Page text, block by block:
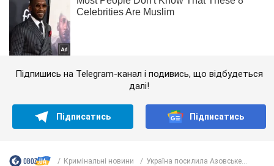
Підпишись на Telegram-канал і подивись, що відбудеться
далі!
Підписатись Підписатись
Кримінальні новини Україна посилила Азовське...